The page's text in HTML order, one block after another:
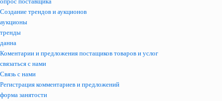
Создание трендов и аукционов
аукционы
тренды
данна
Коментарии и предложения постащиков товаров и услог
связаться с нами
Связь с нами
Регистрация комментариев и предложений
форма занятости